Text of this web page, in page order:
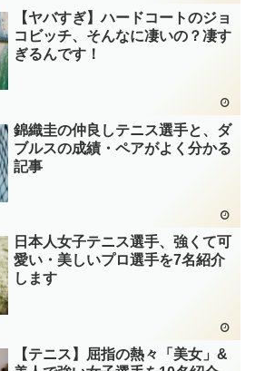
【ヤバすぎ】ハードコートのジョ
コビッチ、そんなに凄いの？凄す
ぎるんです！
錦織圭の仲良しテニス選手と、ダ
ブルスの成績・ペアがよく分かる
記事
日本人女子テニス選手、強くて可
愛い・美しいプロ選手を7名紹介
します
【テニス】屈指の熱々「美女」&